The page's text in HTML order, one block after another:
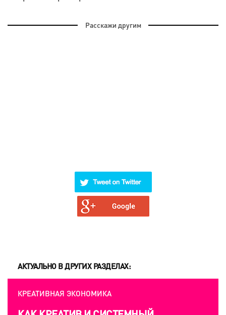
Расскажи другим
АКТУАЛЬНО В ДРУГИХ РАЗДЕЛАХ:
КРЕАТИВНАЯ ЭКОНОМИКА
КРЕАТИВНАЯ ЭКОНОМИКА